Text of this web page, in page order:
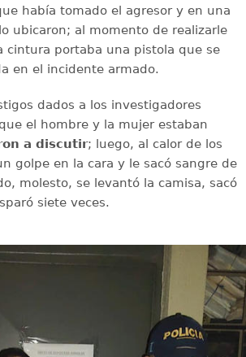
había tomado el agresor y en una
ubicaron; al momento de realizarle
cintura portaba una pistola que se
en el incidente armado.
dados a los investigadores
el hombre y la mujer estaban
a discutir; luego, al calor de los
golpe en la cara y le sacó sangre de
molesto, se levantó la camisa, sacó
siete veces.